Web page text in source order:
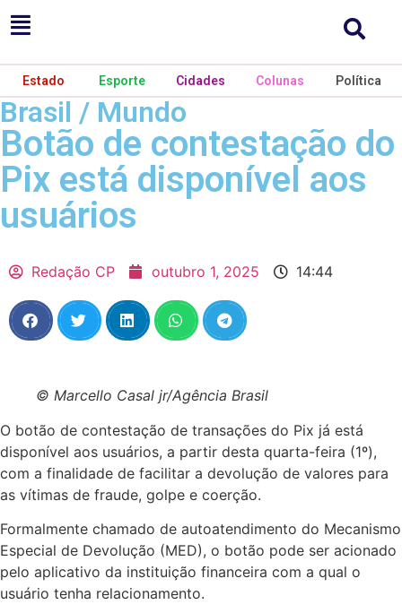
Estado Esporte Cidades Colunas Política
Brasil / Mundo
Botão de contestação do
Pix está disponível aos
usuários
Redação CP outubro 1, 2025 14:44
© Marcello Casal jr/Agência Brasil
O botão de contestação de transações do Pix já está
disponível aos usuários, a partir desta quarta-feira (1º),
com a finalidade de facilitar a devolução de valores para
as vítimas de fraude, golpe e coerção.
Formalmente chamado de autoatendimento do Mecanismo
Especial de Devolução (MED), o botão pode ser acionado
pelo aplicativo da instituição financeira com a qual o
usuário tenha relacionamento.